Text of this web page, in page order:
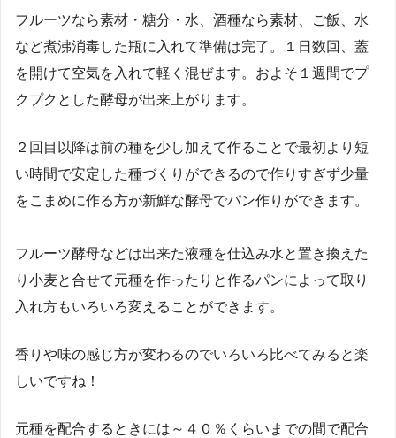
フルーツなら素材・糖分・水、酒種なら素材、ご飯、水
など煮沸消毒した瓶に入れて準備は完了。１日数回、蓋
を開けて空気を入れて軽く混ぜます。およそ１週間でプ
クプクとした酵母が出来上がります。
２回目以降は前の種を少し加えて作ることで最初より短
い時間で安定した種づくりができるので作りすぎず少量
をこまめに作る方が新鮮な酵母でパン作りができます。
フルーツ酵母などは出来た液種を仕込み水と置き換えた
り小麦と合せて元種を作ったりと作るパンによって取り
入れ方もいろいろ変えることができます。
香りや味の感じ方が変わるのでいろいろ比べてみると楽
しいですね！
元種を配合するときには～４０％くらいまでの間で配合